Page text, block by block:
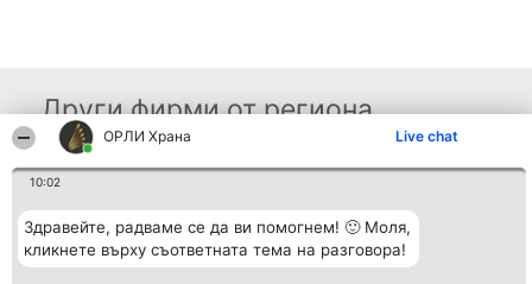
ОРЛИ Храна Live chat
10:02
Здравейте, радваме се да ви помогнем! 🙂 Моля,
кликнете върху съответната тема на разговора!
Други фирми от региона
Организатор на
Beautiful Company S.R.L.
BulevardulAleea Timișul De
Sus Nr. 2, Bl. A30, Sc. A, Et.
Списък на
победители